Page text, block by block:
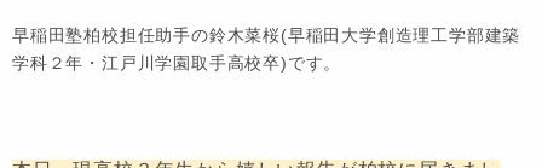
早稲田塾柏校担任助手の鈴木菜桜(早稲田大学創造理工学部建築
学科２年・江戸川学園取手高校卒)です。